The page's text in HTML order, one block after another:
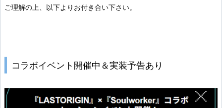
ご理解の上、以下よりお付き合い下さい。
コラボイベント開催中＆実装予告あり